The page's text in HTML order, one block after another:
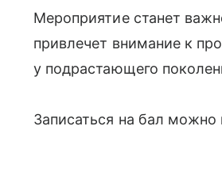
Мероприятие станет
привлечет внимание к
у подрастающего
Записаться на бал можно